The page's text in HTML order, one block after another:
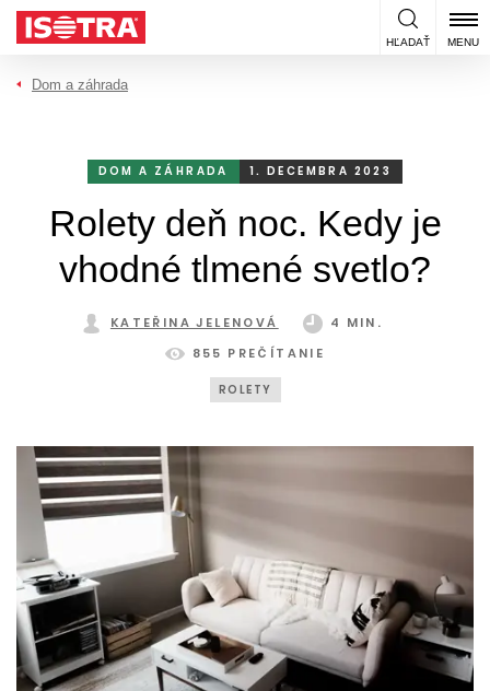
Preskočiť na obsah
HĽADAŤ MENU
Dom a záhrada
DOM A ZÁHRADA 1. DECEMBRA 2023
Rolety deň noc. Kedy je
vhodné tlmené svetlo?
KATEŘINA JELENOVÁ
4 MIN.
855 PREČÍTANIE
ROLETY